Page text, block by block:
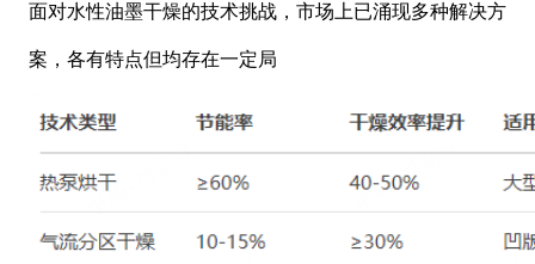
面对水性油墨干燥的技术挑战，市场上已涌现多种解决方
案，各有特点但均存在一定局